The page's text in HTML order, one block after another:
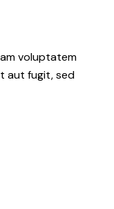
voluptatem
aut fugit, sed